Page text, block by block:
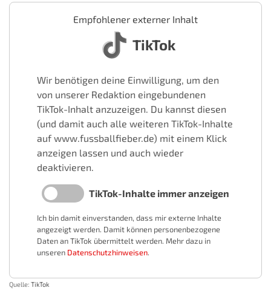
Empfohlener externer Inhalt
TikTok
Wir benötigen deine Einwilligung, um den
von unserer Redaktion eingebundenen
TikTok-Inhalt anzuzeigen. Du kannst diesen
(und damit auch alle weiteren TikTok-Inhalte
auf www.fussballfieber.de) mit einem Klick
anzeigen lassen und auch wieder
deaktivieren.
TikTok-Inhalte immer anzeigen
Ich bin damit einverstanden, dass mir externe Inhalte
angezeigt werden. Damit können personenbezogene
Daten an TikTok übermittelt werden. Mehr dazu in
unseren Datenschutzhinweisen.
Quelle: TikTok